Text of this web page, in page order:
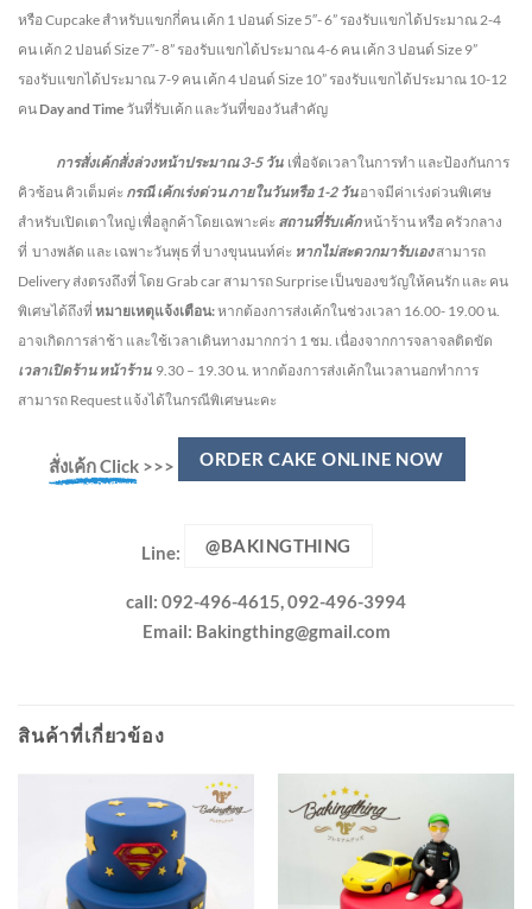
หรือ Cupcake สำหรับแขกกี่คน เค้ก 1 ปอนด์ Size 5″- 6” รองรับแขกได้ประมาณ 2-4
คน เค้ก 2 ปอนด์ Size 7″- 8” รองรับแขกได้ประมาณ 4-6 คน เค้ก 3 ปอนด์ Size 9”
รองรับแขกได้ประมาณ 7-9 คน เค้ก 4 ปอนด์ Size 10” รองรับแขกได้ประมาณ 10-12
คน Day and Time วันที่รับเค้ก และวันที่ของวันสำคัญ
การสั่งเค้กสั่งล่วงหน้าประมาณ3-5 วัน เพื่อจัดเวลาในการทำ และป้องกันการ
คิวซ้อน คิวเต็มค่ะ กรณี เค้กเร่งด่วนภายในวันหรือ1-2 วัน อาจมีค่าเร่งด่วนพิเศษ
สำหรับเปิดเตาใหญ่ เพื่อลูกค้าโดยเฉพาะค่ะ สถานที่รับเค้กหน้าร้าน หรือ ครัวกลาง
ที่ บางพลัด และ เฉพาะวันพุธ ที่ บางขุนนนท์ค่ะ หากไม่สะดวกมารับเองสามารถ
Delivery ส่งตรงถึงที่ โดย Grab car สามารถ Surprise เป็นของขวัญให้คนรัก และ คน
พิเศษได้ถึงที่ หมายเหตุแจ้งเตือน:หากต้องการส่งเค้กในช่วงเวลา 16.00- 19.00 น.
อาจเกิดการล่าช้า และใช้เวลาเดินทางมากกว่า 1 ชม. เนื่องจากการจลาจลติดขัด
เวลาเปิดร้าน หน้าร้าน 9.30 – 19.30 น. หากต้องการส่งเค้กในเวลานอกทำการ
สามารถ Request แจ้งได้ในกรณีพิเศษนะคะ
สั่งเค้ก Click>>> ORDER CAKE ONLINE NOW
Line: @BAKINGTHING
call: 092-496-4615, 092-496-3994
Email: Bakingthing@gmail.com
สินค้าที่เกี่ยวข้อง